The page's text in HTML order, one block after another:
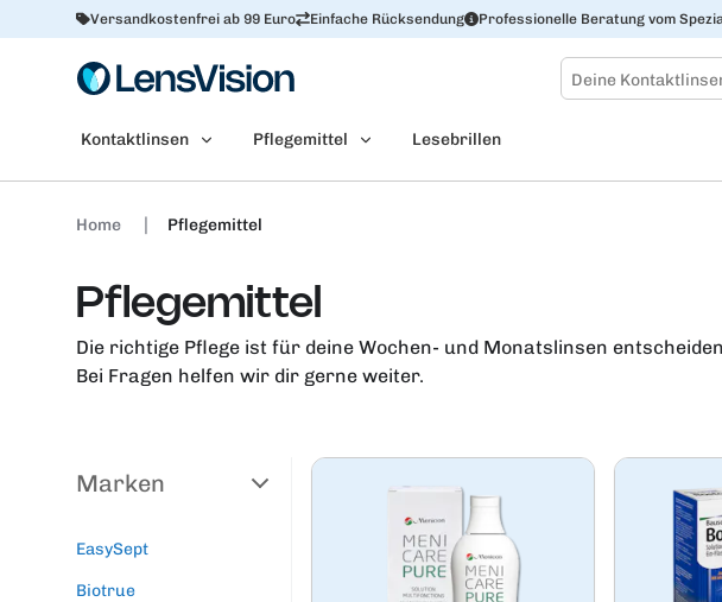
Versandkostenfrei ab 99 Euro Einfache Rücksendung Professionelle Beratung vom
Kontaktlinsen Pflegemittel Lesebrillen
Home Pflegemittel
Pflegemittel
Die richtige Pflege ist für deine Wochen- und Monatslinsen
Bei Fragen helfen wir dir gerne weiter.
Marken
EasySept
Biotrue